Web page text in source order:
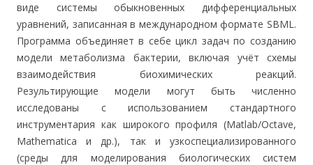
виде системы обыкновенных дифференциальных
уравнений, записанная в международном формате SBML.
Программа объединяет в себе цикл задач по созданию
модели метаболизма бактерии, включая учёт схемы
взаимодействия биохимических реакций.
Результирующие модели могут быть численно
исследованы с использованием стандартного
инструментария как широкого профиля (Matlab/Octave,
Mathematica и др.), так и узкоспециализированного
(среды для моделирования биологических систем